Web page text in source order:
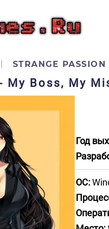
STRANGE
My Boss, My
Год
ОС: